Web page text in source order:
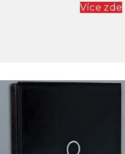
Více zde